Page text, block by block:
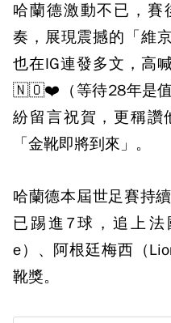
哈蘭德激動不已，賽
奏，展現震撼的「維
也在IG連發多文，高
🇳🇴❤️（等待28年是值
紛留言祝賀，更稱讚
「金靴即將到來」。
哈蘭德本屆世足賽持
已踢進7球，追上法
e）、阿根廷梅西（
靴獎。